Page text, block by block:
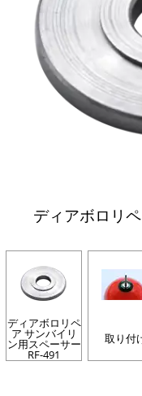
ディアボロリ
ディアボロリペ
ア サンバイリ
ン用スペーサー
RF-491
取り付